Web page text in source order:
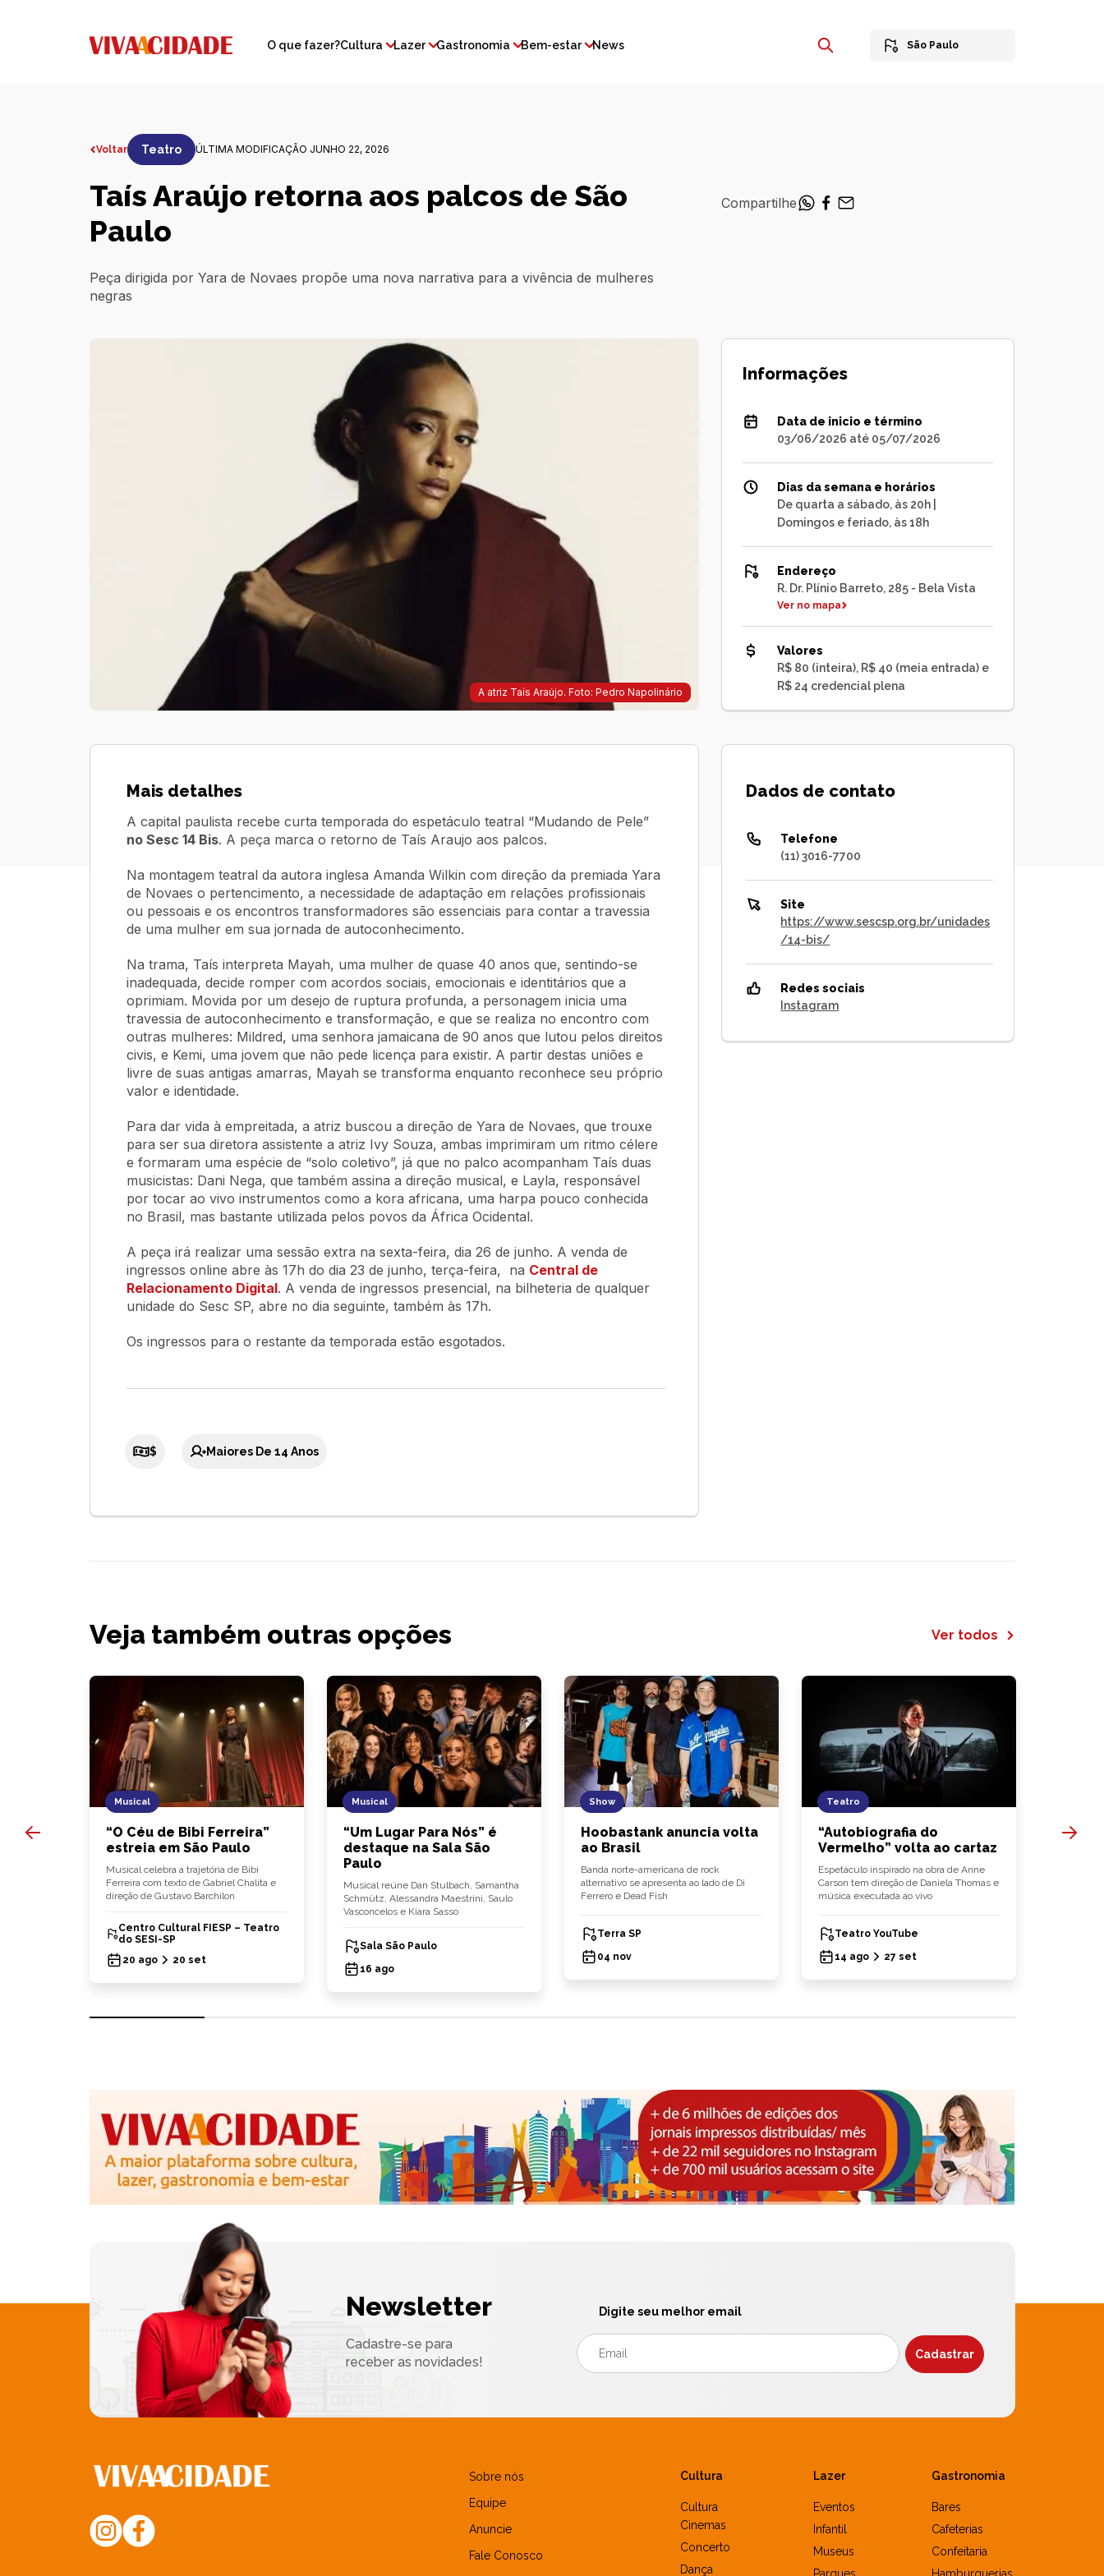
O que fazer?Cultura Lazer Gastronomia Bem-estar News São Paulo
Voltar Teatro ÚLTIMA MODIFICAÇÃO JUNHO 22, 2026
Taís Araújo retorna aos palcos de São
Paulo
Peça dirigida por Yara de Novaes propõe uma nova narrativa para a vivência de mulheres
negras
Compartilhe
A atriz Taís Araújo. Foto: Pedro Napolinário
Informações
Data de inicio e término
03/06/2026 até 05/07/2026
Dias da semana e horários
De quarta a sábado, às 20h |
Domingos e feriado, às 18h
Endereço
R. Dr. Plínio Barreto, 285 - Bela Vista
Ver no mapa
Valores
R$ 80 (inteira), R$ 40 (meia entrada) e
R$ 24 credencial plena
Mais detalhes
A capital paulista recebe curta temporada do espetáculo teatral “Mudando de Pele”
no Sesc 14 Bis. A peça marca o retorno de Taís Araujo aos palcos.
Na montagem teatral da autora inglesa Amanda Wilkin com direção da premiada Yara
de Novaes o pertencimento, a necessidade de adaptação em relações profissionais
ou pessoais e os encontros transformadores são essenciais para contar a travessia
de uma mulher em sua jornada de autoconhecimento.
Na trama, Taís interpreta Mayah, uma mulher de quase 40 anos que, sentindo-se
inadequada, decide romper com acordos sociais, emocionais e identitários que a
oprimiam. Movida por um desejo de ruptura profunda, a personagem inicia uma
travessia de autoconhecimento e transformação, e que se realiza no encontro com
outras mulheres: Mildred, uma senhora jamaicana de 90 anos que lutou pelos direitos
civis, e Kemi, uma jovem que não pede licença para existir. A partir destas uniões e
livre de suas antigas amarras, Mayah se transforma enquanto reconhece seu próprio
valor e identidade.
Para dar vida à empreitada, a atriz buscou a direção de Yara de Novaes, que trouxe
para ser sua diretora assistente a atriz Ivy Souza, ambas imprimiram um ritmo célere
e formaram uma espécie de “solo coletivo”, já que no palco acompanham Taís duas
musicistas: Dani Nega, que também assina a direção musical, e Layla, responsável
por tocar ao vivo instrumentos como a kora africana, uma harpa pouco conhecida
no Brasil, mas bastante utilizada pelos povos da África Ocidental.
A peça irá realizar uma sessão extra na sexta-feira, dia 26 de junho. A venda de
ingressos online abre às 17h do dia 23 de junho, terça-feira, na Central de
Relacionamento Digital. A venda de ingressos presencial, na bilheteria de qualquer
unidade do Sesc SP, abre no dia seguinte, também às 17h.
Os ingressos para o restante da temporada estão esgotados.
$ Maiores De 14 Anos
Dados de contato
Telefone
(11) 3016-7700
Site
https://www.sescsp.org.br/unidades
/14-bis/
Redes sociais
Instagram
Veja também outras opções Ver todos
Musical
“O Céu de Bibi Ferreira”
estreia em São Paulo
Musical celebra a trajetória de Bibi
Ferreira com texto de Gabriel Chalita e
direção de Gustavo Barchilon
Centro Cultural FIESP – Teatro
do SESI-SP
20 ago
20 set
Musical
“Um Lugar Para Nós” é
destaque na Sala São
Paulo
Musical reúne Dan Stulbach, Samantha
Schmütz, Alessandra Maestrini, Saulo
Vasconcelos e Kiara Sasso
Sala São Paulo
16 ago
Show
Hoobastank anuncia volta
ao Brasil
Banda norte-americana de rock
alternativo se apresenta ao lado de Di
Ferrero e Dead Fish
Terra SP
04 nov
Teatro
“Autobiografia do
Vermelho” volta ao cartaz
Espetáculo inspirado na obra de Anne
Carson tem direção de Daniela Thomas e
música executada ao vivo
Teatro YouTube
14 ago
27 set
Newsletter
Cadastre-se para
receber as novidades!
Digite seu melhor email
Sobre nós
Equipe
Anuncie
Fale Conosco
Cultura
Cultura
Cinemas
Concerto
Dança
Lazer
Eventos
Infantil
Museus
Gastronomia
Bares
Cafeterias
Confeitaria